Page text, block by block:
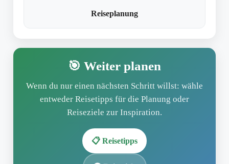
Reiseplanung
🎯 Weiter planen
Wenn du nur einen nächsten Schritt willst: wähle
entweder Reisetipps für die Planung oder
Reiseziele zur Inspiration.
📋 Reisetipps